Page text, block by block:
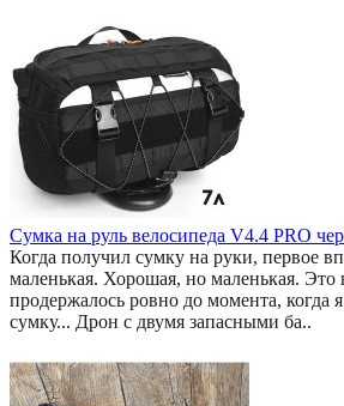
Сумка на руль велосипеда V4.4 PRO
Когда получил сумку на руки, первое
маленькая. Хорошая, но маленькая. Это
продержалось ровно до момента, когда
сумку... Дрон с двумя запасными ба..